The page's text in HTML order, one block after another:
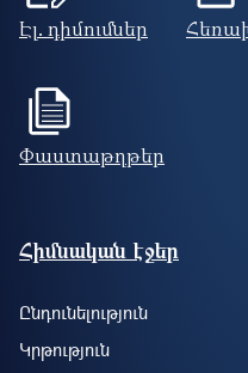
Էլ. դիմումներ
Փաստաթղթեր
Footer site information
Հիմնական էջեր
Ընդունելություն
Կրթություն